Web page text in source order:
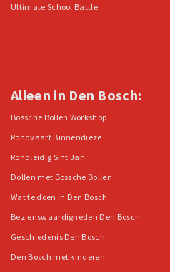
Ultimate School Battle
Alleen in Den Bosch:
Bossche Bollen Workshop
Rondvaart Binnendieze
Rondleidig Sint Jan
Dollen met Bossche Bollen
Wat te doen in Den Bosch
Bezienswaardigheden Den Bosch
Geschiedenis Den Bosch
Den Bosch met kinderen